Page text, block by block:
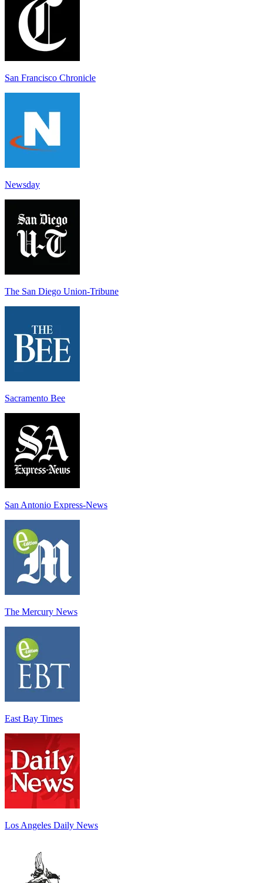
San Francisco Chronicle
Newsday
The San Diego Union-Tribune
Sacramento Bee
San Antonio Express-News
The Mercury News
East Bay Times
Los Angeles Daily News